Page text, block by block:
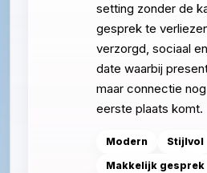
setting zonder de
gesprek te
verzorgd, sociaal
date waarbij
maar connectie
eerste plaats komt.
Modern
Stijlvol
Makkelijk gesprek